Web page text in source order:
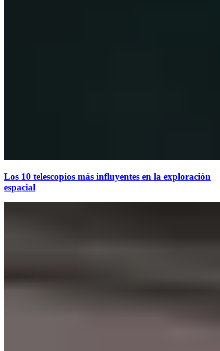
Los 10 telescopios más influyentes en la exploración
espacial